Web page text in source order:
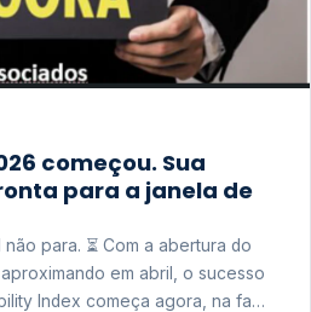
começou. Sua
para a janela de
a abertura do
em abril, o sucesso
Index começa agora, na fase